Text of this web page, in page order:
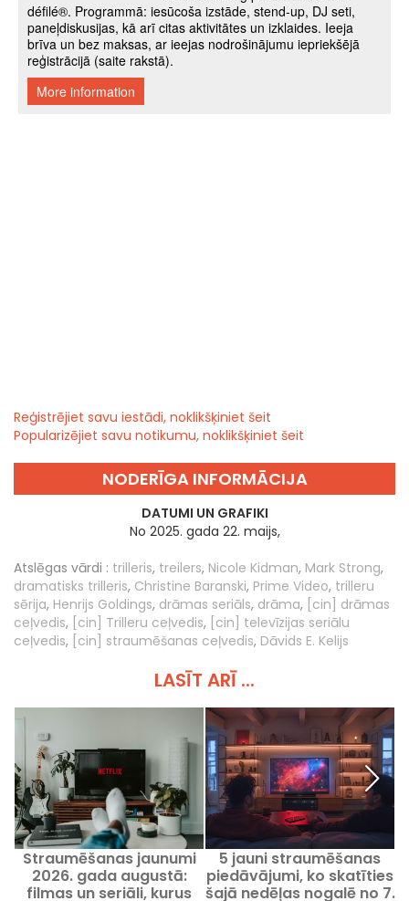
Reģistrējiet savu iestādi, noklikšķiniet šeit
Popularizējiet savu notikumu, noklikšķiniet šeit
NODERĪGA INFORMĀCIJA
DATUMI UN GRAFIKI
No 2025. gada 22. maijs,
Atslēgas vārdi : trilleris, treilers, Nicole Kidman, Mark Strong,
dramatisks trilleris, Christine Baranski, Prime Video, trilleru
sērija, Henrijs Goldings, drāmas seriāls, drāma, [cin] drāmas
ceļvedis, [cin] Trilleru ceļvedis, [cin] televīzijas seriālu
ceļvedis, [cin] straumēšanas ceļvedis, Dāvids E. Kelijs
LASĪT ARĪ ...
Straumēšanas jaunumi
2026. gada augustā:
filmas un seriāli, kurus
5 jauni straumēšanas
piedāvājumi, ko skatīties
šajā nedēļas nogalē no 7.